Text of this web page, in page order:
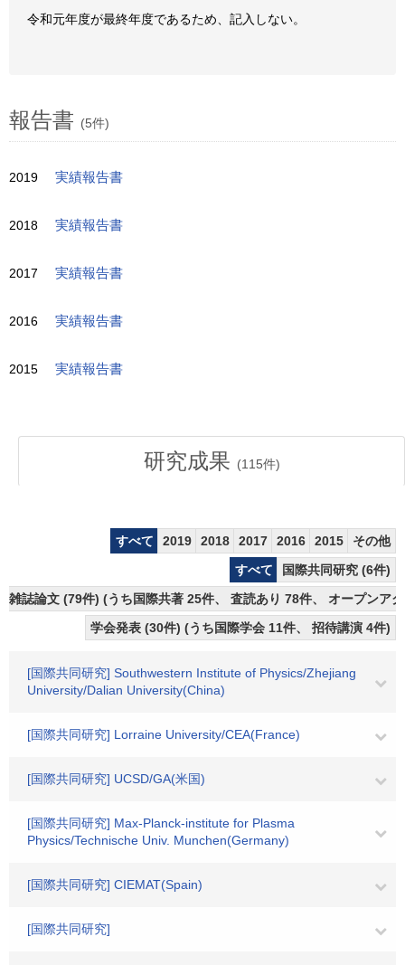
令和元年度が最終年度であるため、記入しない。
報告書 (5件)
2019 実績報告書
2018 実績報告書
2017 実績報告書
2016 実績報告書
2015 実績報告書
研究成果 (115件)
すべて 2019 2018 2017 2016 2015
その他
すべて
国際共同研究 (6件)
雑誌論文 (79件) (うち国際共著 25件、 査読あり 78件、 オープンア
学会発表 (30件) (うち国際学会 11件、 招待講演 4件)
[国際共同研究] Southwestern Institute of Physics/Zhejiang
University/Dalian University(China)
[国際共同研究] Lorraine University/CEA(France)
[国際共同研究] UCSD/GA(米国)
[国際共同研究] Max-Planck-institute for Plasma
Physics/Technische Univ. Munchen(Germany)
[国際共同研究] CIEMAT(Spain)
[国際共同研究]